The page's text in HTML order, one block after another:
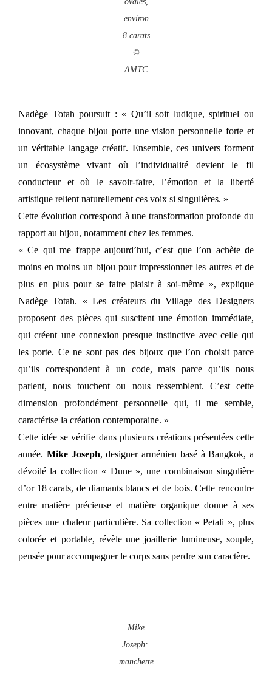
environ
8 carats
©
AMTC
Nadège Totah poursuit : « Qu’il soit ludique, spirituel ou
innovant, chaque bijou porte une vision personnelle forte et
un véritable langage créatif. Ensemble, ces univers forment
un écosystème vivant où l’individualité devient le fil
conducteur et où le savoir-faire, l’émotion et la liberté
artistique relient naturellement ces voix si singulières. »
Cette évolution correspond à une transformation profonde du
rapport au bijou, notamment chez les femmes.
« Ce qui me frappe aujourd’hui, c’est que l’on achète de
moins en moins un bijou pour impressionner les autres et de
plus en plus pour se faire plaisir à soi-même », explique
Nadège Totah. « Les créateurs du Village des Designers
proposent des pièces qui suscitent une émotion immédiate,
qui créent une connexion presque instinctive avec celle qui
les porte. Ce ne sont pas des bijoux que l’on choisit parce
qu’ils correspondent à un code, mais parce qu’ils nous
parlent, nous touchent ou nous ressemblent. C’est cette
dimension profondément personnelle qui, il me semble,
caractérise la création contemporaine. »
Cette idée se vérifie dans plusieurs créations présentées cette
année. Mike Joseph, designer arménien basé à Bangkok, a
dévoilé la collection « Dune », une combinaison singulière
d’or 18 carats, de diamants blancs et de bois. Cette rencontre
entre matière précieuse et matière organique donne à ses
pièces une chaleur particulière. Sa collection « Petali », plus
colorée et portable, révèle une joaillerie lumineuse, souple,
pensée pour accompagner le corps sans perdre son caractère.
Mike
Joseph:
manchette